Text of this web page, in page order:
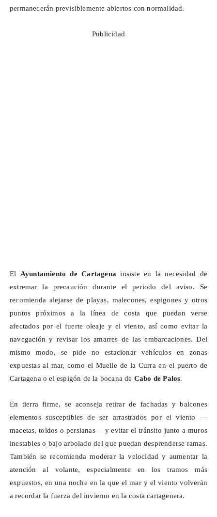
permanecerán previsiblemente abiertos con normalidad.
Publicidad
El Ayuntamiento de Cartagena insiste en la necesidad de
extremar la precaución durante el periodo del aviso. Se
recomienda alejarse de playas, malecones, espigones y otros
puntos próximos a la línea de costa que puedan verse
afectados por el fuerte oleaje y el viento, así como evitar la
navegación y revisar los amarres de las embarcaciones. Del
mismo modo, se pide no estacionar vehículos en zonas
expuestas al mar, como el Muelle de la Curra en el puerto de
Cartagena o el espigón de la bocana de Cabo de Palos.
En tierra firme, se aconseja retirar de fachadas y balcones
elementos susceptibles de ser arrastrados por el viento —
macetas, toldos o persianas— y evitar el tránsito junto a muros
inestables o bajo arbolado del que puedan desprenderse ramas.
También se recomienda moderar la velocidad y aumentar la
atención al volante, especialmente en los tramos más
expuestos, en una noche en la que el mar y el viento volverán
a recordar la fuerza del invierno en la costa cartagenera.